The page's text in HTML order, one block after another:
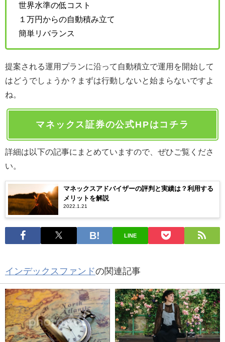
世界水準の低コスト
１万円からの自動積み立て
簡単リバランス
提案される運用プランに沿って自動積立で運用を開始して
はどうでしょうか？まずは行動しないと始まらないですよ
ね。
マネックス証券の公式HPはコチラ
詳細は以下の記事にまとめていますので、ぜひご覧くださ
い。
マネックスアドバイザーの評判と実績は？利用する
メリットを解説
2022.1.21
LINE
インデックスファンドの関連記事